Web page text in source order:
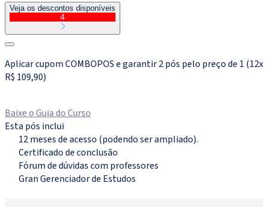
Veja os descontos disponíveis
4
Aplicar cupom COMBOPOS e garantir 2 pós pelo preço de 1 (12x
R$ 109,90)
Baixe o Guia do Curso
Esta pós inclui
12 meses de acesso (podendo ser ampliado).
Certificado de conclusão
Fórum de dúvidas com professores
Gran Gerenciador de Estudos